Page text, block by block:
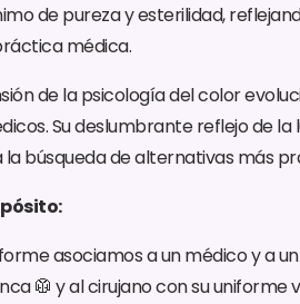
de pureza y esterilidad,
médica.
de la psicología del color
Su deslumbrante reflejo de la
búsqueda de alternativas más
asociamos a un médico y a
🥼 y al cirujano con su uniforme